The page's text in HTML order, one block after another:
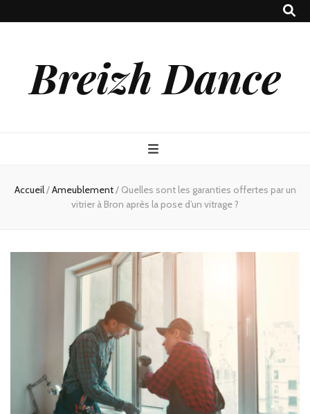
Breizh Dance
Accueil/Ameublement/ Quelles sont les garanties offertes par un
vitrier à Bron après la pose d’un vitrage ?